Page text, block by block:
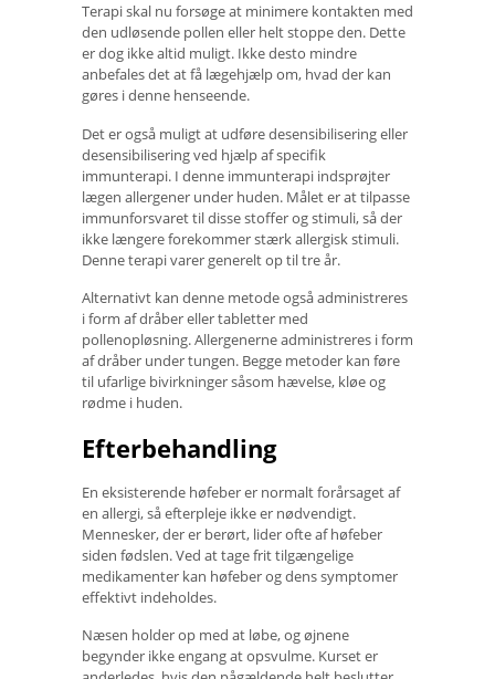
Terapi skal nu forsøge at minimere kontakten med
den udløsende pollen eller helt stoppe den. Dette
er dog ikke altid muligt. Ikke desto mindre
anbefales det at få lægehjælp om, hvad der kan
gøres i denne henseende.
Det er også muligt at udføre desensibilisering eller
desensibilisering ved hjælp af specifik
immunterapi. I denne immunterapi indsprøjter
lægen allergener under huden. Målet er at tilpasse
immunforsvaret til disse stoffer og stimuli, så der
ikke længere forekommer stærk allergisk stimuli.
Denne terapi varer generelt op til tre år.
Alternativt kan denne metode også administreres
i form af dråber eller tabletter med
pollenopløsning. Allergenerne administreres i form
af dråber under tungen. Begge metoder kan føre
til ufarlige bivirkninger såsom hævelse, kløe og
rødme i huden.
Efterbehandling
En eksisterende høfeber er normalt forårsaget af
en allergi, så efterpleje ikke er nødvendigt.
Mennesker, der er berørt, lider ofte af høfeber
siden fødslen. Ved at tage frit tilgængelige
medikamenter kan høfeber og dens symptomer
effektivt indeholdes.
Næsen holder op med at løbe, og øjnene
begynder ikke engang at opsvulme. Kurset er